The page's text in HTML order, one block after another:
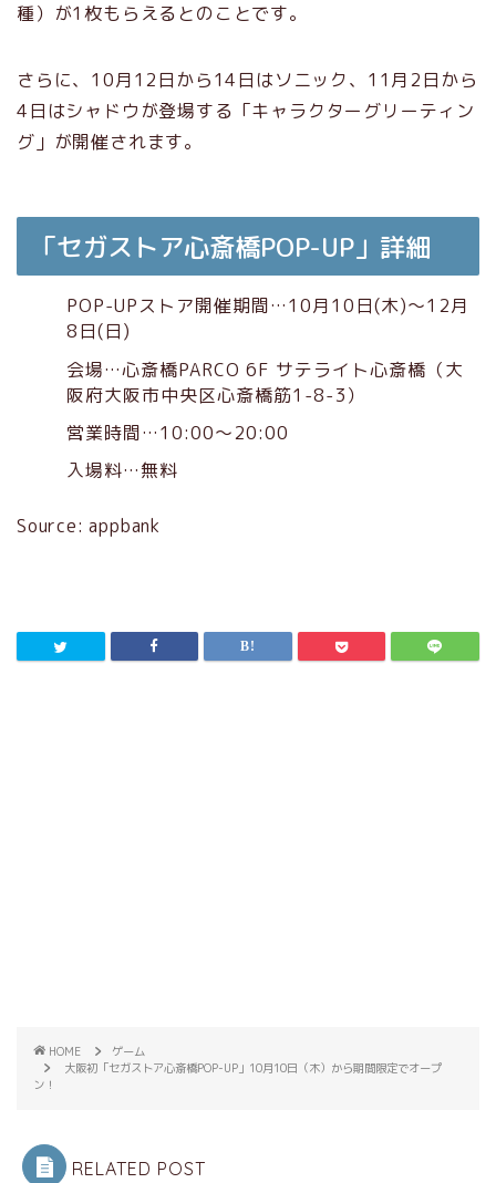
種）が1枚もらえるとのことです。
さらに、10月12日から14日はソニック、11月2日から
4日はシャドウが登場する「キャラクターグリーティン
グ」が開催されます。
「セガストア心斎橋POP-UP」詳細
POP-UPストア開催期間…10月10日(木)～12月
8日(日)
会場…心斎橋PARCO 6F サテライト心斎橋（大
阪府大阪市中央区心斎橋筋1-8-3）
営業時間…10:00～20:00
入場料…無料
Source: appbank
HOME
ゲーム
大阪初「セガストア心斎橋POP-UP」10月10日（木）から期間限定でオープ
ン！
RELATED POST